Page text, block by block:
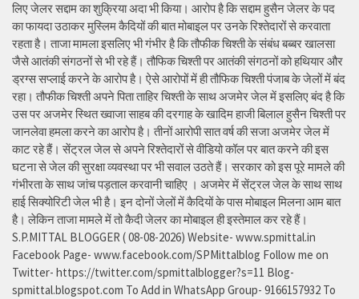
लिए जेलर सद्दाम का शुक्रिया अदा भी किया। आरोप है कि सद्दाम हुसैन जेलर के पद
का फायदा उठाकर मुस्लिम कैदियों की बात मोबाइल पर उनके रिश्तेदारों से करवाता
रहता है। ताजा मामला इसलिए भी गंभीर है कि तौफीक चिश्ती के संबंध बब्बर खालसा
जैसे आतंकी संगठनों से भी रहे हैं। तौफिक चिश्ती पर आतंकी संगठनों को हथियार और
ड्रग्स सप्लाई करने के आरोप है। ऐसे आरोपों में ही तौफिक चिश्ती पंजाब के जेलों में बंद
रहा। तौफीक चिश्ती अपने पिता ताहिर चिश्ती के साथ अजमेर जेल में इसलिए बंद है कि
उस पर अजमेर स्थित ख्वाजा साहब की दरगाह के खादिम हाजी बिलाल हुसैन चिश्ती पर
जानलेवा हमला करने का आरोप है। तीनों आरोपी सात वर्ष की सजा अजमेर जेल में
काट रहे हैं। सेंट्रल जेल से अपने रिश्तेदारों से वीडियो कॉल पर बात करने की इस
घटना से जेल की सुरक्षा व्यवस्था पर भी सवाल उठते हैं। सरकार को इस पूरे मामले की
गंभीरता के साथ जांच पड़ताल करवानी चाहिए । अजमेर में सेंट्रल जेल के साथ साथ
हाई सिक्योरिटी जेल भी है। इन दोनों जेलों में कैदियों के पास मोबाइल मिलना आम बात
है। लेकिन ताजा मामले में तो कैदी जेलर का मोबाइल ही इस्तेमाल कर रहे हैं।
S.P.MITTAL BLOGGER ( 08-08-2026) Website- www.spmittal.in
Facebook Page- www.facebook.com/SPMittalblog Follow me on
Twitter- https://twitter.com/spmittalblogger?s=11 Blog-
spmittal.blogspot.com To Add in WhatsApp Group- 9166157932 To